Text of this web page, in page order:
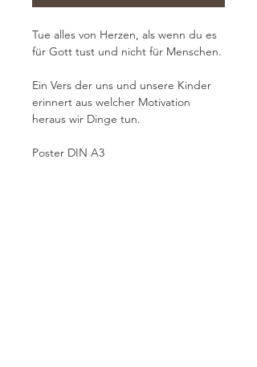
Tue alles von Herzen, als wenn du es
für Gott tust und nicht für Menschen.
Ein Vers der uns und unsere Kinder
erinnert aus welcher Motivation
heraus wir Dinge tun.
Poster DIN A3